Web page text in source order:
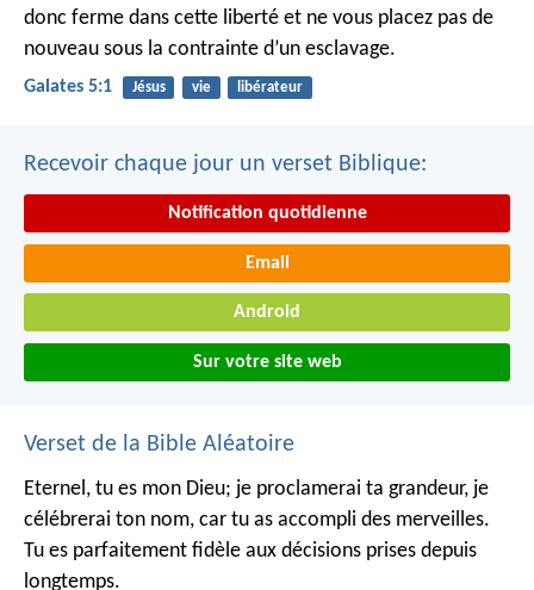
donc ferme dans cette liberté et ne vous placez pas de
nouveau sous la contrainte d’un esclavage.
Galates 5:1 Jésus vie libérateur
Recevoir chaque jour un verset Biblique:
Notification quotidienne
Email
Android
Sur votre site web
Verset de la Bible Aléatoire
Eternel, tu es mon Dieu; je proclamerai ta grandeur, je
célébrerai ton nom, car tu as accompli des merveilles.
Tu es parfaitement fidèle aux décisions prises depuis
longtemps.